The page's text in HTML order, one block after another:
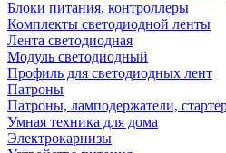
Блоки питания, контроллеры
Комплекты светодиодной ленты
Лента светодиодная
Модуль светодиодный
Профиль для светодиодных лент
Патроны
Патроны, ламподержатели,
Умная техника для дома
Электрокарнизы